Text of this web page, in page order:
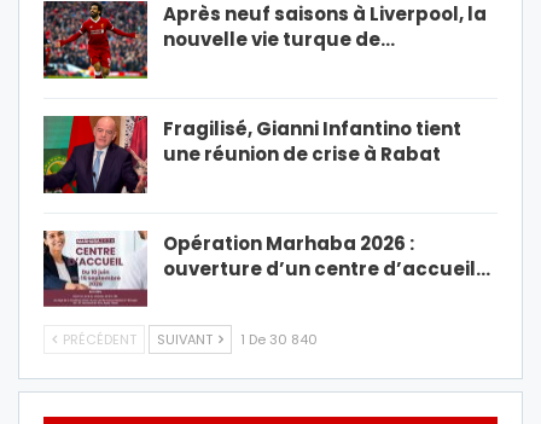
Après neuf saisons à Liverpool, la
nouvelle vie turque de…
Fragilisé, Gianni Infantino tient
une réunion de crise à Rabat
Opération Marhaba 2026 :
ouverture d’un centre d’accueil…
PRÉCÉDENT SUIVANT 1 De 30 840